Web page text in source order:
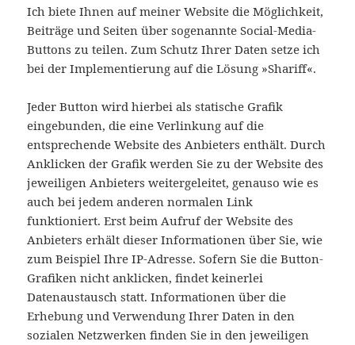
Ich biete Ihnen auf meiner Website die Möglichkeit,
Beiträge und Seiten über sogenannte Social-Media-
Buttons zu teilen. Zum Schutz Ihrer Daten setze ich
bei der Implementierung auf die Lösung »Shariff«.
Jeder Button wird hierbei als statische Grafik
eingebunden, die eine Verlinkung auf die
entsprechende Website des Anbieters enthält. Durch
Anklicken der Grafik werden Sie zu der Website des
jeweiligen Anbieters weitergeleitet, genauso wie es
auch bei jedem anderen normalen Link
funktioniert. Erst beim Aufruf der Website des
Anbieters erhält dieser Informationen über Sie, wie
zum Beispiel Ihre IP-Adresse. Sofern Sie die Button-
Grafiken nicht anklicken, findet keinerlei
Datenaustausch statt. Informationen über die
Erhebung und Verwendung Ihrer Daten in den
sozialen Netzwerken finden Sie in den jeweiligen